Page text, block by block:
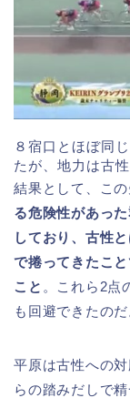
８宿口とほぼ同
たが、地力は古
結果として、こ
る危険性があっ
しており、古性
で捲ってきたこ
こと 。これら2点
も回避できたのだ
平原は古性への
らの踏みだしで